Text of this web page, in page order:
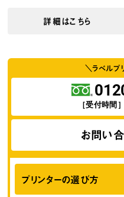
詳細はこちら
＼ラベルプ
［受付時間
お問い
プリンターの選び方